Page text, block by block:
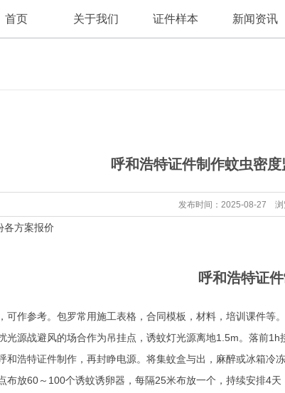
首页 关于我们 证件样本 新闻资讯
呼和浩特证件制作蚊虫密
发布时间：2025-08-27 浏
方案报价
呼和浩特证
可作参考。包罗常用施工表格，合同模板，材料，培训课件等。
源战避风的场合作为吊挂点，诱蚊灯光源离地1.5m。落前1h
和浩特证件制作，再封睁电源。将集蚊盒与出，麻醉或冰箱冷
放60～100个诱蚊诱卵器，每隔25米布放一个，持续安排4天